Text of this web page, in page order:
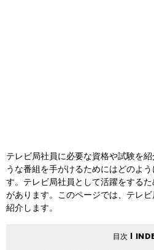
テレビ局社員に必要な資格や試験を
うな番組を手がけるためにはどのよ
す。テレビ局社員として活躍をする
があります。このページでは、テレ
紹介します。